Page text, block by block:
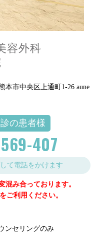
容外科
本市中央区上通町1-26 aune
の患者様
407
て電話をかけます
混み合っております。
ご利用ください。
ンセリングのみ